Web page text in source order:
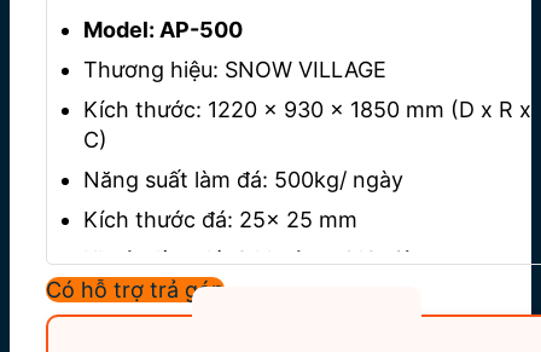
Model: AP-500
Thương hiệu: SNOW VILLAGE
Kích thước: 1220 x 930 x 1850 mm (D x R x
C)
Năng suất làm đá: 500kg/ ngày
Kích thước đá: 25x 25 mm
Khuôn làm đá: 2 khuôn – 612 viên
Thùng chứa đá: 460 Kg
Có hỗ trợ trả góp